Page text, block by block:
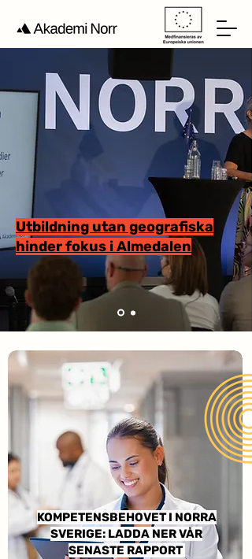
Utbildning utan geografiska
hinder fokus i Almedalen
KOMPETENSBEHOVET I NORRA
SVERIGE: LADDA NER VÅR
SENASTE RAPPORT